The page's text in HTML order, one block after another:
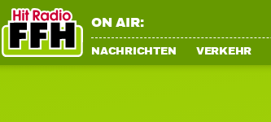
ON AIR:
NACHRICHTEN VERKEHR